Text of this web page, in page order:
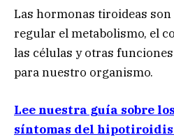
Las hormonas tiroideas
regular el metabolismo, el
las células y otras
para nuestro organismo.
Lee nuestra guía sobre
síntomas del